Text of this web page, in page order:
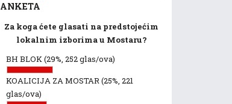
ANKETA
Za koga ćete glasati na predstojećim
lokalnim izborima u Mostaru?
BH BLOK(29%, 252 glas/ova)
KOALICIJA ZA MOSTAR(25%, 221
glas/ova)